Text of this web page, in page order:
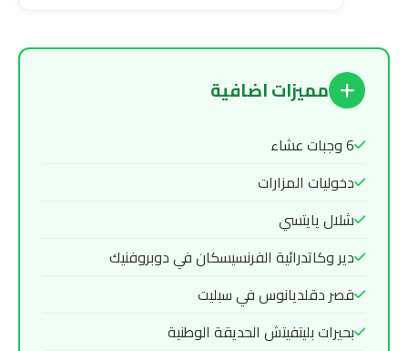
مميزات اضافية
6 وجبات عشاء
دخوليات المزارات
شلال يايتسي
دير وكاتدرائية الفرنسيسكان في دوبروفنيك
قصر دقلديانوس في سبليت
بحيرات بليتفيتش الحديقة الوطنية